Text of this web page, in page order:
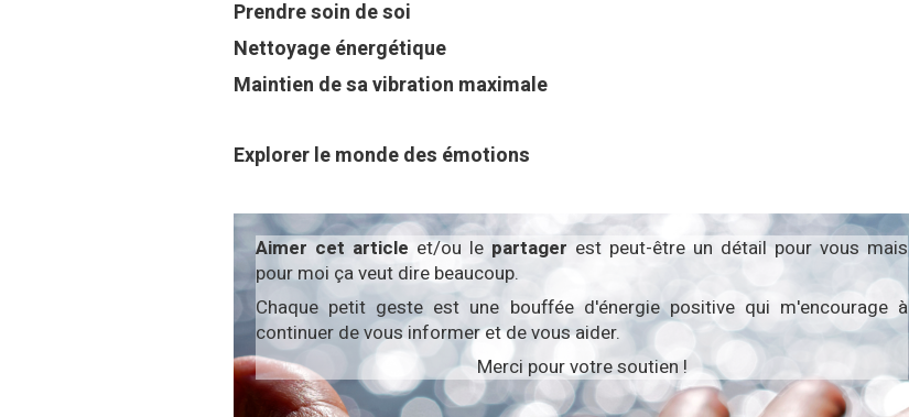
Prendre soin de soi
Nettoyage énergétique
Maintien de sa vibration maximale
Explorer le monde des émotions
Aimer cet article et/ou le partager est peut-être un détail pour vous mais
pour moi ça veut dire beaucoup.
Chaque petit geste est une bouffée d'énergie positive qui m'encourage à
continuer de vous informer et de vous aider.
Merci pour votre soutien !